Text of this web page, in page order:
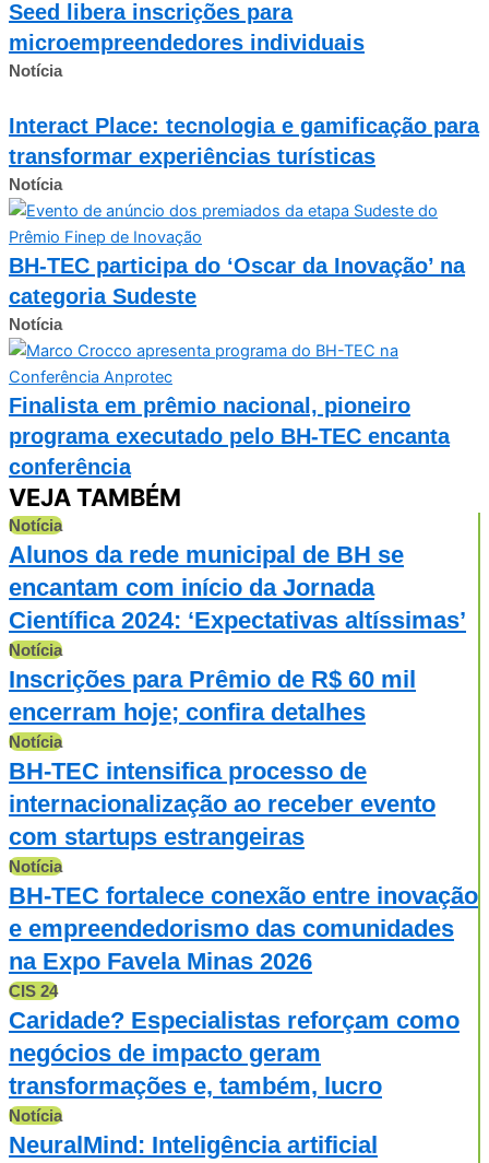
Seed libera inscrições para
microempreendedores individuais
Notícia
Interact Place: tecnologia e gamificação para
transformar experiências turísticas
Notícia
BH-TEC participa do ‘Oscar da Inovação’ na
categoria Sudeste
Notícia
Finalista em prêmio nacional, pioneiro
programa executado pelo BH-TEC encanta
conferência
VEJA TAMBÉM
Notícia
Alunos da rede municipal de BH se
encantam com início da Jornada
Científica 2024: ‘Expectativas altíssimas’
Notícia
Inscrições para Prêmio de R$ 60 mil
encerram hoje; confira detalhes
Notícia
BH-TEC intensifica processo de
internacionalização ao receber evento
com startups estrangeiras
Notícia
BH-TEC fortalece conexão entre inovação
e empreendedorismo das comunidades
na Expo Favela Minas 2026
CIS 24
Caridade? Especialistas reforçam como
negócios de impacto geram
transformações e, também, lucro
Notícia
NeuralMind: Inteligência artificial